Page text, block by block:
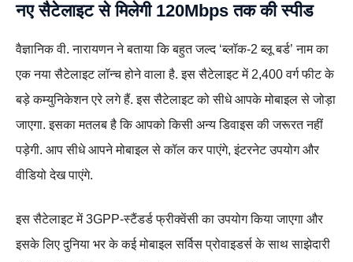
नए सैटेलाइट से मिलेगी 120Mbps तक की स्पीड
वैज्ञानिक वी. नारायणन ने बताया कि बहुत जल्द ‘ब्लॉक-2 ब्लू बर्ड’ नाम का
एक नया सैटेलाइट लॉन्च होने वाला है. इस सैटेलाइट में 2,400 वर्ग फीट के
बड़े कम्युनिकेशन एरे लगे हैं. इस सैटेलाइट को सीधे आपके मोबाइल से जोड़ा
जाएगा. इसका मतलब है कि आपको किसी अन्य डिवाइस की जरूरत नहीं
पड़ेगी. आप सीधे आपने मोबाइल से कॉल कर पाएंगे, इंटरनेट उपयोग और
वीडियो देख पाएंगे.
इस सैटेलाइट में 3GPP-स्टैंडर्ड फ्रीक्वेंसी का उपयोग किया जाएगा और
इसके लिए दुनिया भर के कई मोबाइल सर्विस प्रोवाइडर्स के साथ साझेदारी